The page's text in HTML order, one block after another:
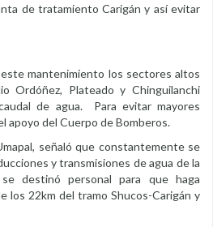
de tratamiento Carigán y así evitar
mantenimiento los sectores altos
Ordóñez, Plateado y Chinguilanchi
de agua. Para evitar mayores
apoyo del Cuerpo de Bomberos.
señaló que constantemente se
y transmisiones de agua de la
destinó personal para que haga
los 22km del tramo Shucos-Carigán y